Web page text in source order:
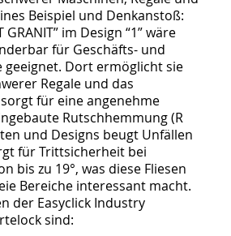
Beispiel und Denkanstoß:
GRANIT” im Design “1” wäre
für Geschäfts- und
geeignet. Dort ermöglicht sie
Regale und das
für eine angenehme
Rutschhemmung (R
und Designs beugt Unfällen
für Trittsicherheit bei
bis zu 19°, was diese Fliesen
Bereiche interessant macht.
der Easyclick Industry
sind: